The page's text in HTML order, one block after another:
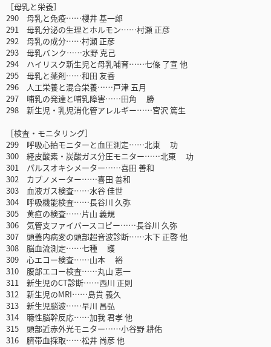
［母乳と栄養］
290 母乳と免疫……櫻井 基一郎
291 母乳分泌の生理とホルモン……村瀬 正彦
292 母乳の成分……村瀬 正彦
293 母乳バンク……水野 克己
294 ハイリスク新生児と母乳哺育……七條 了宣 他
295 母乳と薬剤……和田 友香
296 人工栄養と混合栄養……戸津 五月
297 哺乳の発達と哺乳障害……田角 勝
298 新生児・乳児消化管アレルギー……宮沢 篤生
［検査・モニタリング］
299 呼吸心拍モニターと血圧測定……北東 功
300 経皮酸素・炭酸ガス分圧モニター……北東 功
301 パルスオキシメーター……喜田 善和
302 カプノメーター……喜田 善和
303 血液ガス検査……水谷 佳世
304 呼吸機能検査……長谷川 久弥
305 黄疸の検査……片山 義規
306 気管支ファイバースコピー……長谷川 久弥
307 頭蓋内病変の頭部超音波診断……木下 正啓 他
308 脳血流測定……七種 護
309 心エコー検査……山本 裕
310 腹部エコー検査……丸山 憲一
311 新生児のCT診断……西川 正則
312 新生児のMRI……島貫 義久
313 新生児脳波……早川 昌弘
314 聴性脳幹反応……加我 君孝 他
315 頭部近赤外光モニター……小谷野 耕佑
316 臍帯血採取……松井 尚彦 他